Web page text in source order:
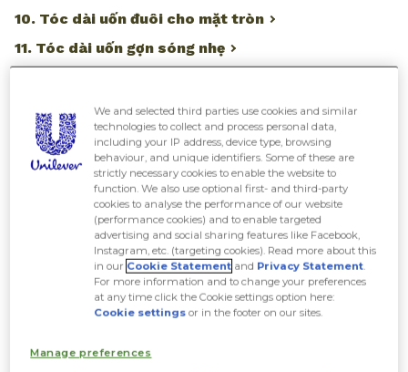
10. Tóc dài uốn đuôi cho mặt tròn
11. Tóc dài uốn gợn sóng nhẹ
Tóc dài uốnchưa bao giờ là kiểu tóc lỗi mốt
và kiểu tóc này cũng được nhiều tín đồ làm đẹp
săn đón. Dưới đây là gợi ý những kiểu tóc dài
uốn siêu đẹp và hot nhất 2023 của All Things
Beauty mà nàng nên thử.
1. Tóc dài uốn chữ C
We and selected third parties use cookies and similar
technologies to collect and process personal data,
including your IP address, device type, browsing
behaviour, and unique identifiers. Some of these are
strictly necessary cookies to enable the website to
function. We also use optional first- and third-party
cookies to analyse the performance of our website
(performance cookies) and to enable targeted
advertising and social sharing features like Facebook,
Instagram, etc. (targeting cookies). Read more about this
in our Cookie Statement and Privacy Statement
For more information and to change your preferences
at any time click the Cookie settings option here:
Cookie settings or in the footer on our sites.
Manage preferences